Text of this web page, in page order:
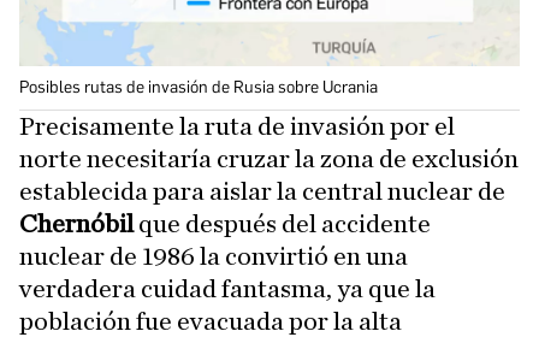
Posibles rutas de invasión de Rusia sobre Ucrania
Precisamente la ruta de invasión por el
norte necesitaría cruzar la zona de exclusión
establecida para aislar la central nuclear de
Chernóbilque después del accidente
nuclear de 1986 la convirtió en una
verdadera cuidad fantasma, ya que la
población fue evacuada por la alta